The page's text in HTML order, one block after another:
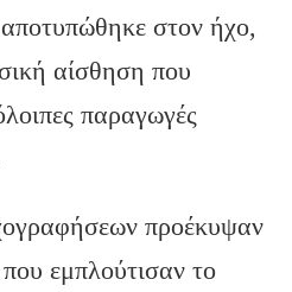
στον ήχο,
αίσθηση που
παραγωγές
προέκυψαν
εμπλούτισαν το